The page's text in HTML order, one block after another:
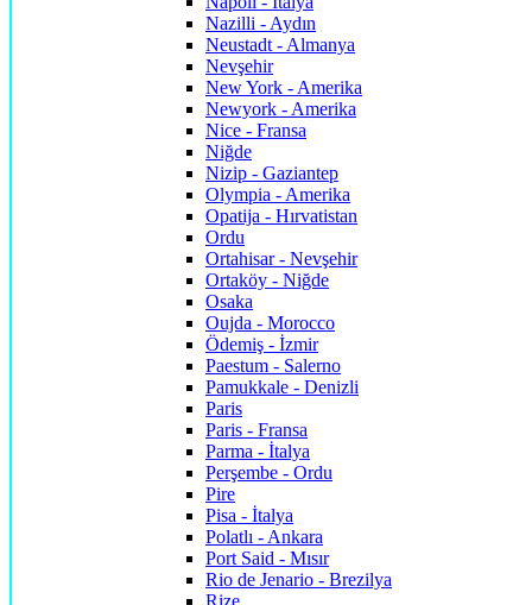
Nazilli - Aydın
Neustadt - Almanya
Nevşehir
New York - Amerika
Newyork - Amerika
Nice - Fransa
Niğde
Nizip - Gaziantep
Olympia - Amerika
Opatija - Hırvatistan
Ordu
Ortahisar - Nevşehir
Ortaköy - Niğde
Osaka
Oujda - Morocco
Ödemiş - İzmir
Paestum - Salerno
Pamukkale - Denizli
Paris
Paris - Fransa
Parma - İtalya
Perşembe - Ordu
Pire
Pisa - İtalya
Polatlı - Ankara
Port Said - Mısır
Rio de Jenario - Brezilya
Rize